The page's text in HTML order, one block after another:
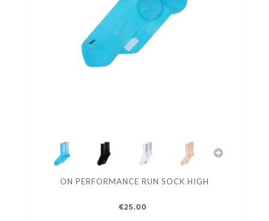
ON PERFORMANCE RUN SOCK HIGH
€25.00